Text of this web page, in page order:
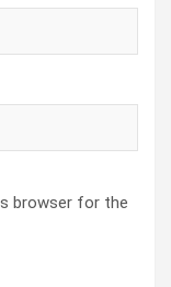
browser for the